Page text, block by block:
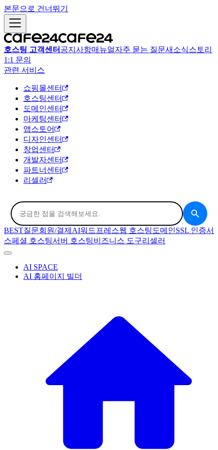
본문으로 건너뛰기
호스팅 고객센터 공지사항매뉴얼자주 묻는 질문새소식스토리
1:1 문의
관련 서비스
쇼핑몰센터
호스팅센터
도메인센터
마케팅센터
앱스토어
디자인센터
창업센터
개발자센터
파트너센터
리셀러
BEST질문회원/결제 AI워드프레스웹 호스팅 도메인SSL 인증서
스페셜 호스팅서버 호스팅비즈니스 도구리셀러
AI SPACE
AI 홈페이지 빌더